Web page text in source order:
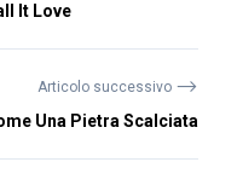
It Love
Articolo successivo ⟶
Una Pietra Scalciata